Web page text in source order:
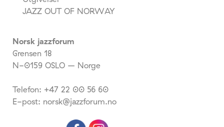
JAZZ OUT OF NORWAY
Norsk jazzforum
Grensen 18
N-0159 OSLO – Norge
Telefon: +47 22 00 56 60
E-post: norsk@jazzforum.no